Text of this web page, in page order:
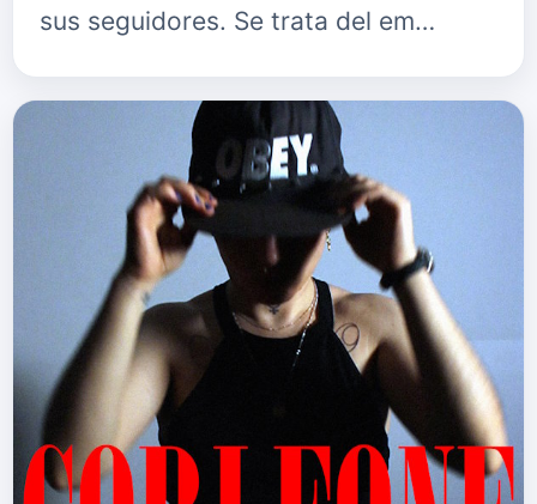
sus seguidores. Se trata del em…